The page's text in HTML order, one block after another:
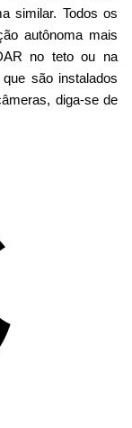
similar. Todos os
autônoma mais
no teto ou na
são instalados
diga-se de